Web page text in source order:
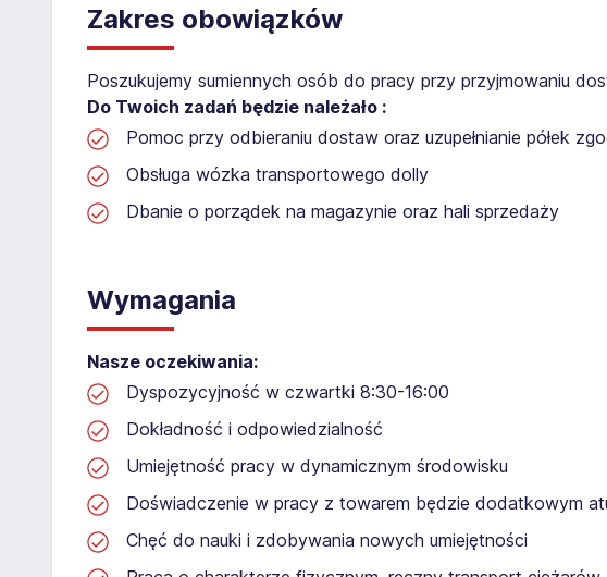
Zakres obowiązków
Poszukujemy sumiennych osób do pracy przy przyjmowaniu
Do Twoich zadań będzie należało :
Pomoc przy odbieraniu dostaw oraz uzupełnianie półek
Obsługa wózka transportowego dolly
Dbanie o porządek na magazynie oraz hali sprzedaży
Wymagania
Nasze oczekiwania:
Dyspozycyjność w czwartki 8:30-16:00
Dokładność i odpowiedzialność
Umiejętność pracy w dynamicznym środowisku
Doświadczenie w pracy z towarem będzie dodatkowym
Chęć do nauki i zdobywania nowych umiejętności